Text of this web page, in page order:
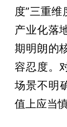
度”三重维
产业化落
期明朗的
容忍度。
场景不明
值上应当